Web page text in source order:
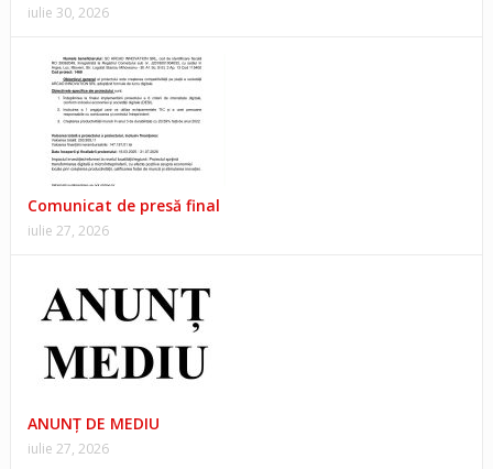
iulie 30, 2026
Comunicat de presă final
iulie 27, 2026
ANUNŢ DE MEDIU
iulie 27, 2026